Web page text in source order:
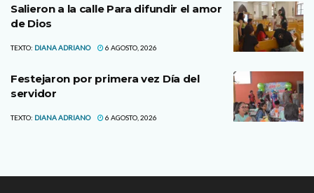
Salieron a la calle Para difundir el amor
de Dios
TEXTO: DIANA ADRIANO 6 AGOSTO, 2026
Festejaron por primera vez Día del
servidor
TEXTO: DIANA ADRIANO 6 AGOSTO, 2026